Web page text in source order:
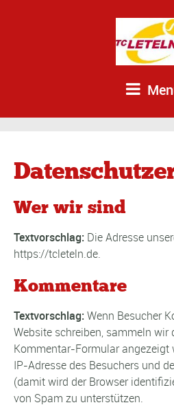
Wer wir sind
Textvorschlag: Die Adresse
https://tcleteln.de.
Kommentare
Textvorschlag: Wenn Besucher
Website schreiben, sammeln wir
Kommentar-Formular angezeigt
IP-Adresse des Besuchers und
(damit wird der Browser
von Spam zu unterstützen.